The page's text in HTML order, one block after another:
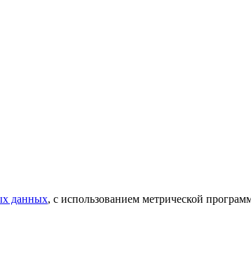
данных, с использованием метрической